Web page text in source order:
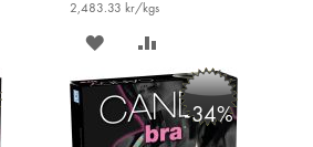
2,483.33 kr/kgs
SPARA
PÅ
ÖNSKELISTAN
TILL
JÄMFÖR
-34%